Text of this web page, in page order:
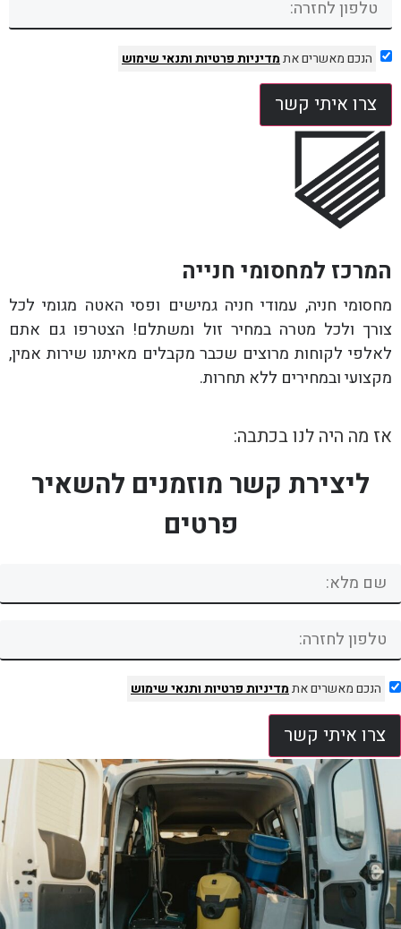
הנכם מאשרים אתמדיניות פרטיותותנאי שימוש
צרו איתי קשר
המרכז למחסומי חנייה
מחסומי חניה, עמודי חניה גמישים ופסי האטה מגומי לכל
צורך ולכל מטרה במחיר זול ומשתלם! הצטרפו גם אתם
לאלפי לקוחות מרוצים שכבר מקבלים מאיתנו שירות אמין,
מקצועי ובמחירים ללא תחרות.
אז מה היה לנו בכתבה:
ליצירת קשר מוזמנים להשאיר
פרטים
הנכם מאשרים אתמדיניות פרטיותותנאי שימוש
צרו איתי קשר